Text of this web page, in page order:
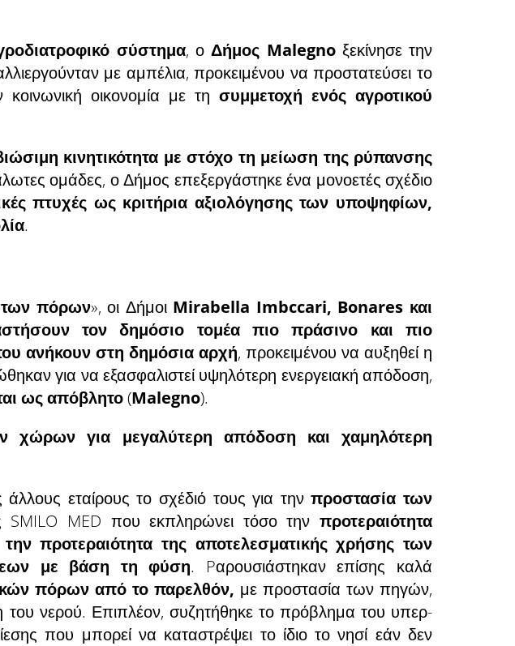
σύστημα, οΔήμος Malegnoξεκίνησε την
με αμπέλια, προκειμένου να προστατεύσει το
οικονομία με τη συμμετοχή ενός αγροτικού
κινητικότητα με στόχο τη μείωση της ρύπανσης
ομάδες, ο Δήμος επεξεργάστηκε ένα μονοετές σχέδιο
πτυχές ως κριτήρια αξιολόγησης των υποψηφίων,
.
των πόρων», οι Δήμοι Mirabella Imbccari, Bonares και
τον δημόσιο τομέα πιο πράσινο και πιο
ανήκουν στη δημόσια αρχή, προκειμένου να αυξηθεί η
για να εξασφαλιστεί υψηλότερη ενεργειακή απόδοση,
ως απόβλητο(Malegno).
χώρων για μεγαλύτερη απόδοση και χαμηλότερη
εταίρους το σχέδιό τους για τηνπροστασία των
SMILO MED που εκπληρώνει τόσο την προτεραιότητα
προτεραιότητα της αποτελεσματικής χρήσης των
με βάση τη φύση. Pαρουσιάστηκαν επίσης καλά
πόρων από το παρελθόν, με προστασία των πηγών,
του νερού. Επιπλέον, συζητήθηκε το πρόβλημα του υπερ-
που μπορεί να καταστρέψει το ίδιο το νησί εάν δεν